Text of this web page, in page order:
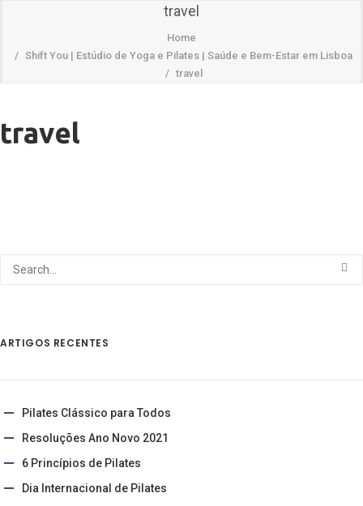
travel
Home
Shift You | Estúdio de Yoga e Pilates | Saúde e Bem-Estar em Lisboa
travel
travel
ARTIGOS RECENTES
Pilates Clássico para Todos
Resoluções Ano Novo 2021
6 Princípios de Pilates
Dia Internacional de Pilates